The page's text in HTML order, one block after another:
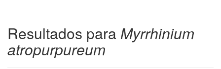
Resultados para Myrrhinium
atropurpureum